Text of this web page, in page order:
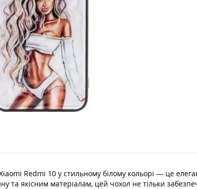
Redmi 10 у стильному білому кольорі — це
та якісним матеріалам, цей чохол не тільки